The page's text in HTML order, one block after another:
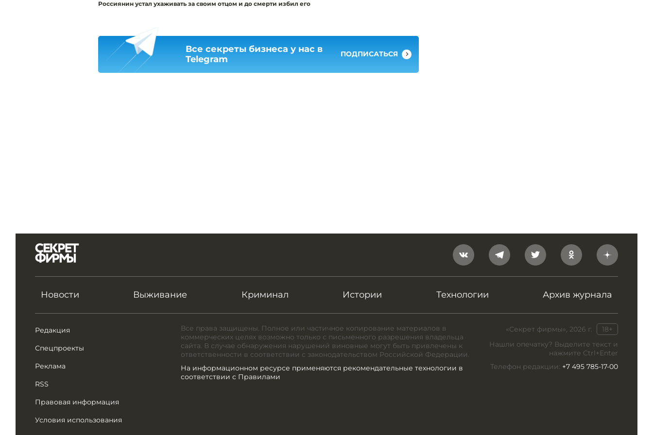
Россиянин устал ухаживать за своим отцом и до смерти избил его
Все секреты бизнеса у нас в
Telegram
ПОДПИСАТЬСЯ
Новости Выживание Криминал Истории Технологии Архив журнала
Редакция
Спецпроекты
Реклама
RSS
Правовая информация
Условия использования
«Секрет фирмы», 2026 г.
18+
Нашли опечатку? Выделите текст и
нажмите Ctrl+Enter
Телефон редакции: +7 495 785-17-00
Все права защищены. Полное или частичное копирование материалов в
коммерческих целях возможно только с письменного разрешения владельца
сайта. В случае обнаружения нарушений виновные могут быть привлечены к
ответственности в соответствии с законодательством Российской Федерации.
На информационном ресурсе применяются рекомендательные технологии в
соответствии с Правилами